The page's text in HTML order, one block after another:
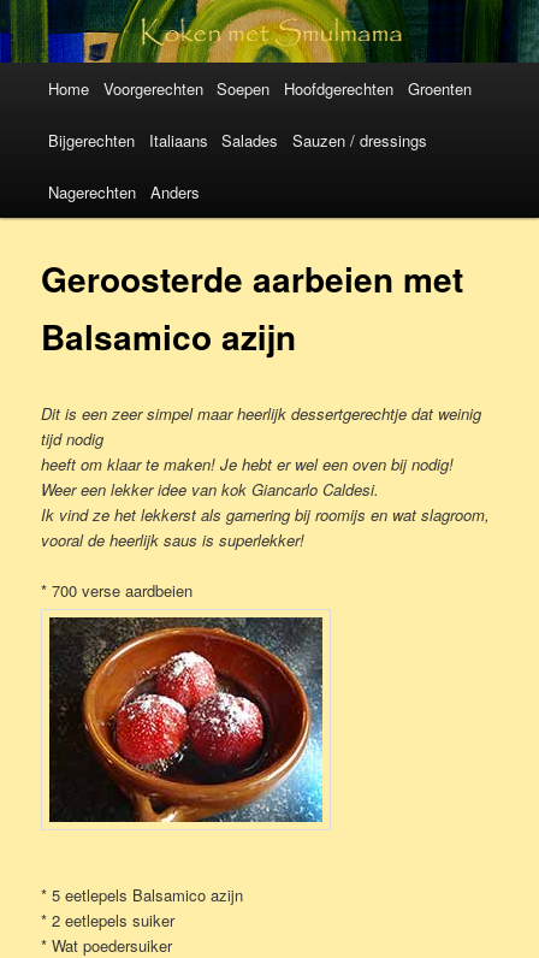
Koken met
SmulMama
Spring
naar
de
inhoud
Spring
naar
de
inhoud
Home Voorgerechten Soepen Hoofdgerechten Groenten
Bijgerechten Italiaans Salades Sauzen / dressings
Nagerechten Anders
Geroosterde aarbeien met
Balsamico azijn
Dit is een zeer simpel maar heerlijk dessertgerechtje dat weinig
tijd nodig
heeft om klaar te maken! Je hebt er wel een oven bij nodig!
Weer een lekker idee van kok Giancarlo Caldesi.
Ik vind ze het lekkerst als garnering bij roomijs en wat slagroom,
vooral de heerlijk saus is superlekker!
* 700 verse aardbeien
* 5 eetlepels Balsamico azijn
* 2 eetlepels suiker
* Wat poedersuiker